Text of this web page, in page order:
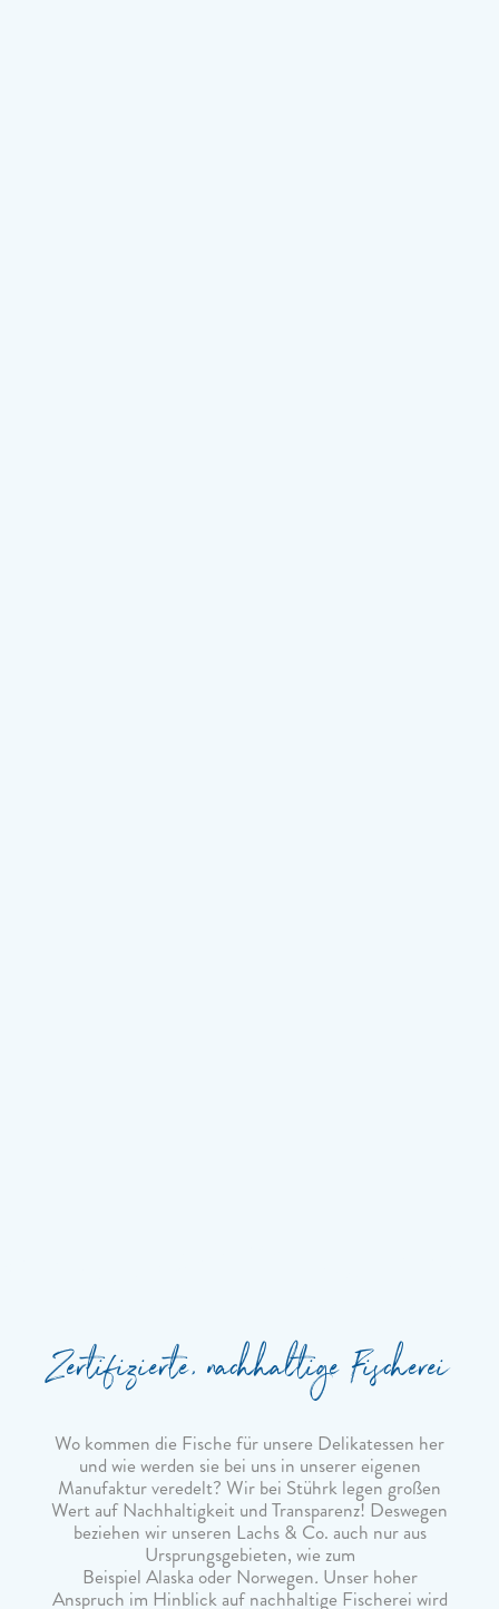
Zertifizierte, nachhaltige Fischerei
Wo kommen die Fische für unsere Delikatessen her
und wie werden sie bei uns in unserer eigenen
Manufaktur veredelt? Wir bei Stührk legen großen
Wert auf Nachhaltigkeit und Transparenz! Deswegen
beziehen wir unseren Lachs & Co. auch nur aus
Ursprungsgebieten, wie zum
Beispiel Alaska oder Norwegen. Unser hoher
Anspruch im Hinblick auf nachhaltige Fischerei wird